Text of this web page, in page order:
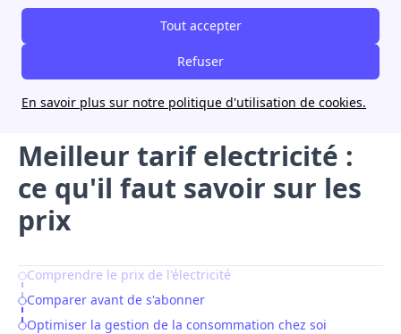
Tout accepter
Refuser
En savoir plus sur notre politique d'utilisation de cookies.
Comparez les offres d'électricité en
seulement 5 minutes pour économiser
jusqu'à 300€ par an avec nos experts !
Meilleur tarif electricité :
ce qu'il faut savoir sur les
prix
Table of Contents
Comprendre le prix de l'électricité
Comparer avant de s'abonner
Optimiser la gestion de la consommation chez soi